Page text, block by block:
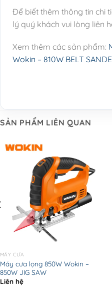
Để biết thêm thông tin chi
lý quý khách vui lòng liên
Xem thêm các sản phẩm:
Wokin – 810W BELT
SẢN PHẨM LIÊN QUAN
MÁY CƯA
Máy cưa lọng 850W Wokin –
850W JIG SAW
Liên hệ